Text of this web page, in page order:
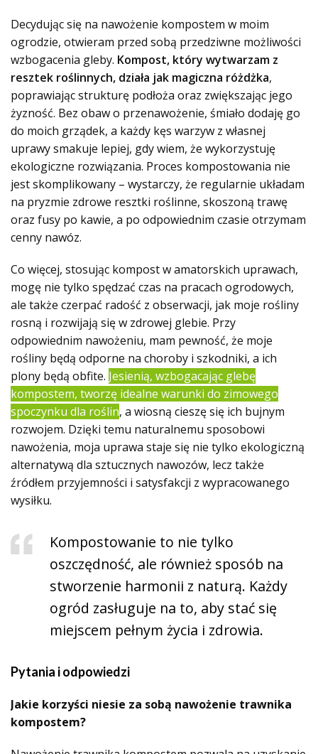
Decydując się na nawożenie kompostem w moim
ogrodzie, otwieram przed sobą przedziwne możliwości
wzbogacenia gleby. Kompost, który wytwarzam z
resztek roślinnych, działa jak magiczna różdżka,
poprawiając strukturę podłoża oraz zwiększając jego
żyzność. Bez obaw o przenawożenie, śmiało dodaję go
do moich grządek, a każdy kęs warzyw z własnej
uprawy smakuje lepiej, gdy wiem, że wykorzystuję
ekologiczne rozwiązania. Proces kompostowania nie
jest skomplikowany – wystarczy, że regularnie układam
na pryzmie zdrowe resztki roślinne, skoszoną trawę
oraz fusy po kawie, a po odpowiednim czasie otrzymam
cenny nawóz.
Co więcej, stosując kompost w amatorskich uprawach,
mogę nie tylko spędzać czas na pracach ogrodowych,
ale także czerpać radość z obserwacji, jak moje rośliny
rosną i rozwijają się w zdrowej glebie. Przy
odpowiednim nawożeniu, mam pewność, że moje
rośliny będą odporne na choroby i szkodniki, a ich
plony będą obfite. Jesienią, wzbogacając glebę
kompostem, tworzę idealne warunki do zimowego
spoczynku dla roślin, a wiosną cieszę się ich bujnym
rozwojem. Dzięki temu naturalnemu sposobowi
nawożenia, moja uprawa staje się nie tylko ekologiczną
alternatywą dla sztucznych nawozów, lecz także
źródłem przyjemności i satysfakcji z wypracowanego
wysiłku.
Kompostowanie to nie tylko
oszczędność, ale również sposób na
stworzenie harmonii z naturą. Każdy
ogród zasługuje na to, aby stać się
miejscem pełnym życia i zdrowia.
Pytania i odpowiedzi
Jakie korzyści niesie za sobą nawożenie trawnika
kompostem?